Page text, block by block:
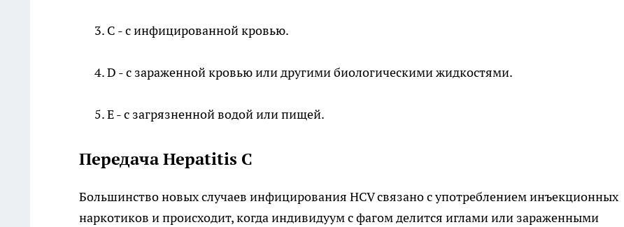
С - с инфицированной кровью.
D - с зараженной кровью или другими биологическими жидкостями.
Е - с загрязненной водой или пищей.
Передача Hepatitis C
Большинство новых случаев инфицирования HCV связано с употреблением инъекционных
наркотиков и происходит, когда индивидуум с фагом делится иглами или зараженными